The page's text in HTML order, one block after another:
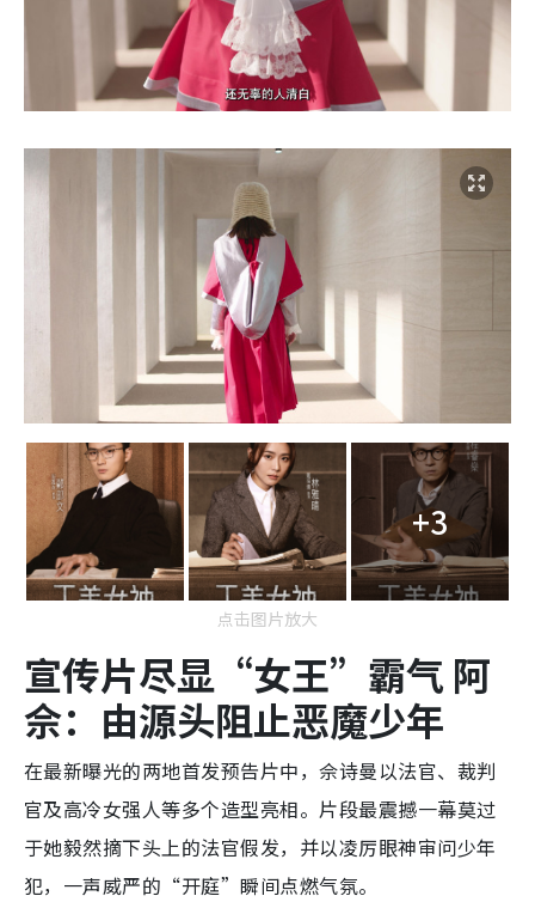
+3
点击图片放大
宣传片尽显“女王”霸气 阿
佘：由源头阻止恶魔少年
在最新曝光的两地首发预告片中，佘诗曼以法官、裁判
官及高冷女强人等多个造型亮相。片段最震撼一幕莫过
于她毅然摘下头上的法官假发，并以凌厉眼神审问少年
犯，一声威严的“开庭”瞬间点燃气氛。